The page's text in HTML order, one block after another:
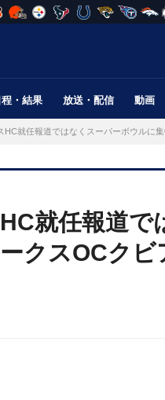
程・結果 放送・配信 動画
就任報道ではなくスーパーボウルに
就任報道
クスOCクビ